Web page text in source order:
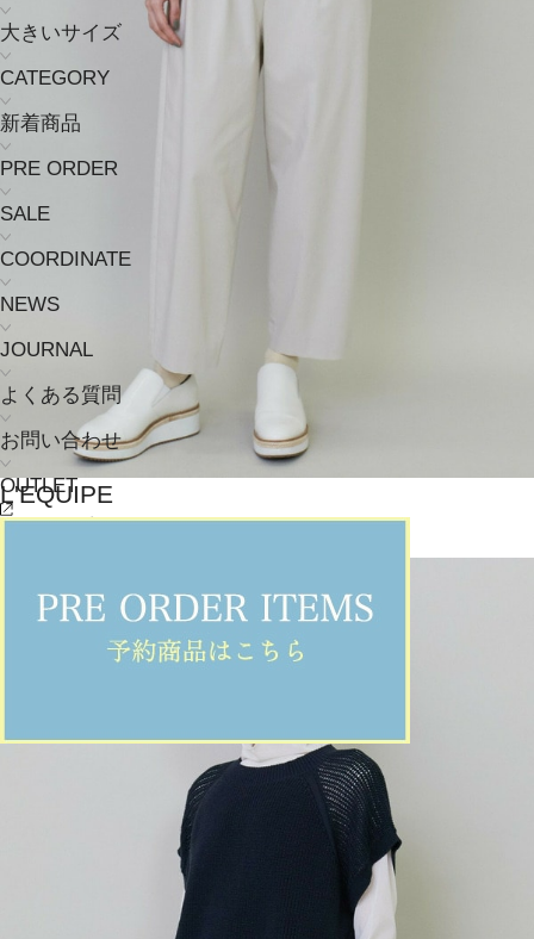
大きいサイズ
CATEGORY
新着商品
PRE ORDER
SALE
COORDINATE
NEWS
JOURNAL
よくある質問
お問い合わせ
OUTLET
L'EQUIPE
パンツ(ぱんつ) /